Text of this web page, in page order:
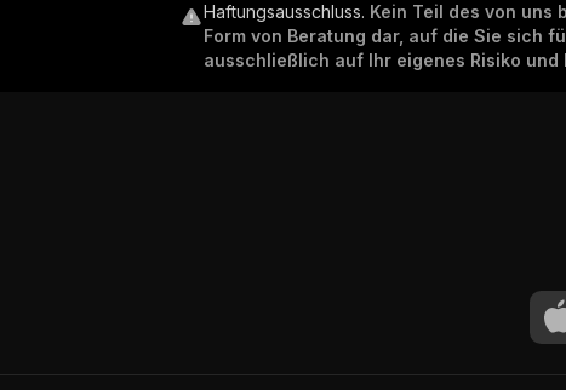
Haftungsausschluss. Kein Teil des von uns
Form von Beratung dar, auf die Sie sich
ausschließlich auf Ihr eigenes Risiko und